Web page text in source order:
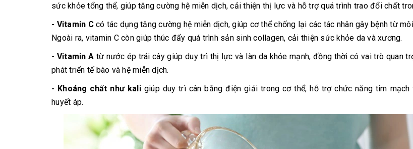
sức khỏe tổng thể, giúp tăng cường hệ miễn dịch, cải thiện thị lực và hỗ trợ quá trình trao đổi chất
- Vitamin Ccó tác dụng tăng cường hệ miễn dịch, giúp cơ thể chống lại các tác nhân gây bệnh từ
Ngoài ra, vitamin C còn giúp thúc đẩy quá trình sản sinh collagen, cải thiện sức khỏe da và xương.
- Vitamin A từ nước ép trái cây giúp duy trì thị lực và làn da khỏe mạnh, đồng thời có vai trò quan
phát triển tế bào và hệ miễn dịch.
- Khoáng chất như kaligiúp duy trì cân bằng điện giải trong cơ thể, hỗ trợ chức năng tim mạch
huyết áp.